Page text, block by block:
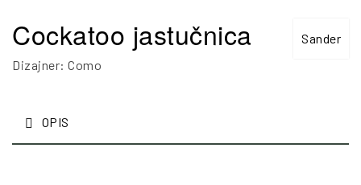
Sander
Cockatoo jastučnica
Dizajner: Como
OPIS